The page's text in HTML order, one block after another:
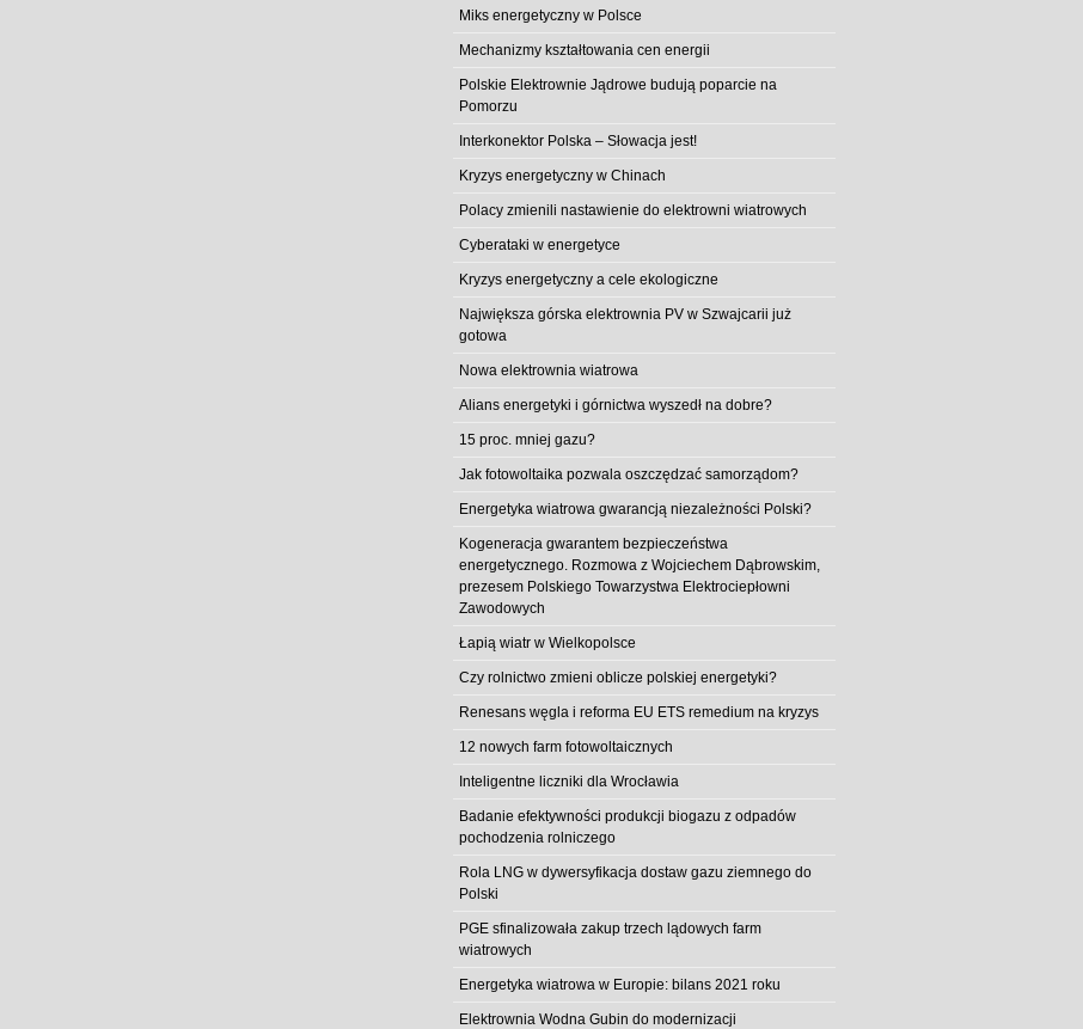
Miks energetyczny w Polsce
Mechanizmy kształtowania cen energii
Polskie Elektrownie Jądrowe budują poparcie na
Pomorzu
Interkonektor Polska – Słowacja jest!
Kryzys energetyczny w Chinach
Polacy zmienili nastawienie do elektrowni wiatrowych
Cyberataki w energetyce
Kryzys energetyczny a cele ekologiczne
Największa górska elektrownia PV w Szwajcarii już
gotowa
Nowa elektrownia wiatrowa
Alians energetyki i górnictwa wyszedł na dobre?
15 proc. mniej gazu?
Jak fotowoltaika pozwala oszczędzać samorządom?
Energetyka wiatrowa gwarancją niezależności Polski?
Kogeneracja gwarantem bezpieczeństwa
energetycznego. Rozmowa z Wojciechem Dąbrowskim,
prezesem Polskiego Towarzystwa Elektrociepłowni
Zawodowych
Łapią wiatr w Wielkopolsce
Czy rolnictwo zmieni oblicze polskiej energetyki?
Renesans węgla i reforma EU ETS remedium na kryzys
12 nowych farm fotowoltaicznych
Inteligentne liczniki dla Wrocławia
Badanie efektywności produkcji biogazu z odpadów
pochodzenia rolniczego
Rola LNG w dywersyfikacja dostaw gazu ziemnego do
Polski
PGE sfinalizowała zakup trzech lądowych farm
wiatrowych
Energetyka wiatrowa w Europie: bilans 2021 roku
Elektrownia Wodna Gubin do modernizacji